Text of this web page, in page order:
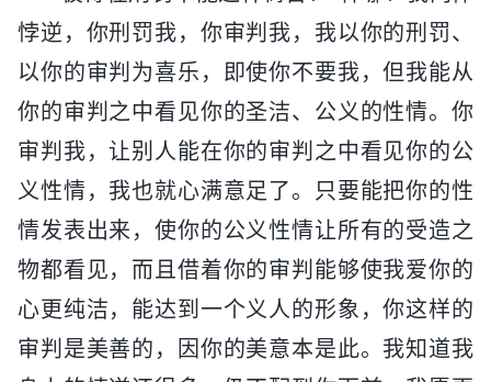
悖逆，你刑罚我，你审判我，我以你的刑罚、
以你的审判为喜乐，即使你不要我，但我能从
你的审判之中看见你的圣洁、公义的性情。你
审判我，让别人能在你的审判之中看见你的公
义性情，我也就心满意足了。只要能把你的性
情发表出来，使你的公义性情让所有的受造之
物都看见，而且借着你的审判能够使我爱你的
心更纯洁，能达到一个义人的形象，你这样的
审判是美善的，因你的美意本是此。我知道我